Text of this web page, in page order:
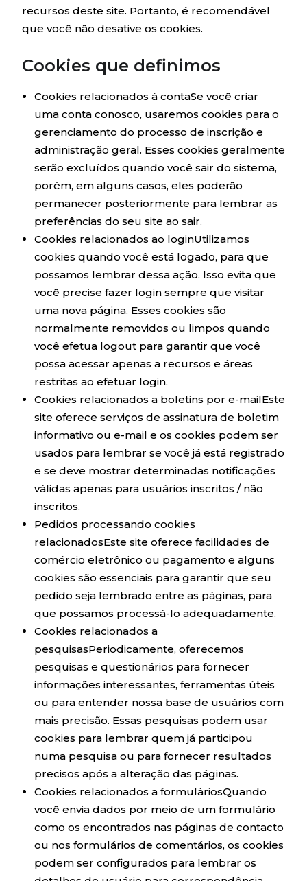
recursos deste site. Portanto, é recomendável
que você não desative os cookies.
Cookies que definimos
Cookies relacionados à contaSe você criar
uma conta conosco, usaremos cookies para o
gerenciamento do processo de inscrição e
administração geral. Esses cookies geralmente
serão excluídos quando você sair do sistema,
porém, em alguns casos, eles poderão
permanecer posteriormente para lembrar as
preferências do seu site ao sair.
Cookies relacionados ao loginUtilizamos
cookies quando você está logado, para que
possamos lembrar dessa ação. Isso evita que
você precise fazer login sempre que visitar
uma nova página. Esses cookies são
normalmente removidos ou limpos quando
você efetua logout para garantir que você
possa acessar apenas a recursos e áreas
restritas ao efetuar login.
Cookies relacionados a boletins por e-mailEste
site oferece serviços de assinatura de boletim
informativo ou e-mail e os cookies podem ser
usados ​​para lembrar se você já está registrado
e se deve mostrar determinadas notificações
válidas apenas para usuários inscritos / não
inscritos.
Pedidos processando cookies
relacionadosEste site oferece facilidades de
comércio eletrônico ou pagamento e alguns
cookies são essenciais para garantir que seu
pedido seja lembrado entre as páginas, para
que possamos processá-lo adequadamente.
Cookies relacionados a
pesquisasPeriodicamente, oferecemos
pesquisas e questionários para fornecer
informações interessantes, ferramentas úteis
ou para entender nossa base de usuários com
mais precisão. Essas pesquisas podem usar
cookies para lembrar quem já participou
numa pesquisa ou para fornecer resultados
precisos após a alteração das páginas.
Cookies relacionados a formuláriosQuando
você envia dados por meio de um formulário
como os encontrados nas páginas de contacto
ou nos formulários de comentários, os cookies
podem ser configurados para lembrar os